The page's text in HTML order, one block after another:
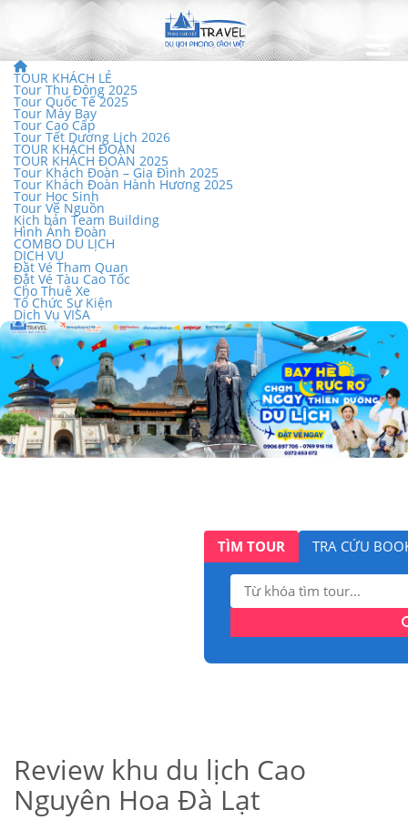
TOUR KHÁCH LẺ
Tour Thu Đông 2025
Tour Quốc Tế 2025
Tour Máy Bay
Tour Cao Cấp
Tour Tết Dương Lịch 2026
TOUR KHÁCH ĐOÀN
TOUR KHÁCH ĐOÀN 2025
Tour Khách Đoàn – Gia Đình 2025
Tour Khách Đoàn Hành Hương 2025
Tour Học Sinh
Tour Về Nguồn
Kịch bản Team Building
Hình Ảnh Đoàn
COMBO DU LỊCH
DỊCH VỤ
Đặt Vé Tham Quan
Đặt Vé Tàu Cao Tốc
Cho Thuê Xe
Tổ Chức Sự Kiện
Dịch Vụ VISA
TÌM TOUR TRA CỨU
Tìm
kiếm:
Review khu du lịch Cao
Nguyên Hoa Đà Lạt